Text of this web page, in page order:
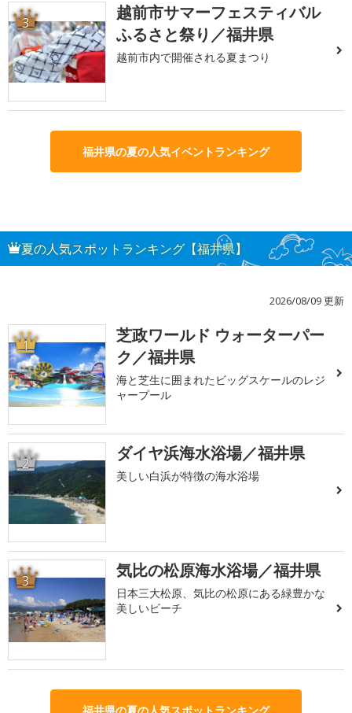
3
越前市サマーフェスティバル
ふるさと祭り／福井県
越前市内で開催される夏まつり
福井県の夏の人気イベントランキング
夏の人気スポットランキング【福井県】
2026/08/09 更新
1
芝政ワールド ウォーターパー
ク／福井県
海と芝生に囲まれたビッグスケールのレジ
ャープール
2 ダイヤ浜海水浴場／福井県
美しい白浜が特徴の海水浴場
3 気比の松原海水浴場／福井県
日本三大松原、気比の松原にある緑豊かな
美しいビーチ
福井県の夏の人気スポットランキング